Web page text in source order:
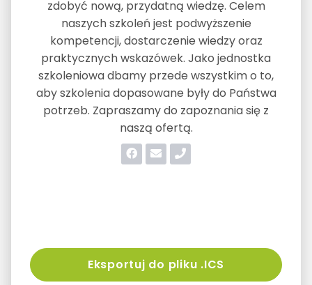
zdobyć nową, przydatną wiedzę. Celem
naszych szkoleń jest podwyższenie
kompetencji, dostarczenie wiedzy oraz
praktycznych wskazówek. Jako jednostka
szkoleniowa dbamy przede wszystkim o to,
aby szkolenia dopasowane były do Państwa
potrzeb. Zapraszamy do zapoznania się z
naszą ofertą.
Eksportuj do pliku .ICS